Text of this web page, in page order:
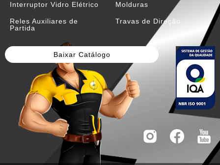
Interruptor Vidro Elétrico Molduras
Reles Auxiliares de
Partida
Travas de Direção
Baixar Catálogo